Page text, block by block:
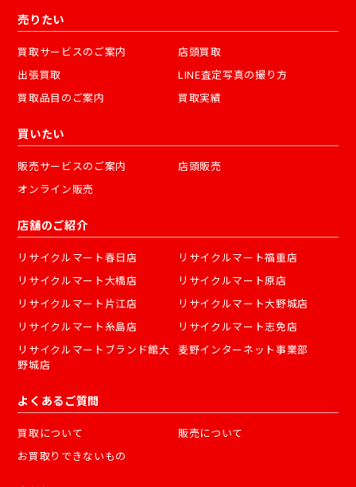
売りたい
買取サービスのご案内
店頭買取
出張買取
LINE査定写真の撮り方
買取品目のご案内
買取実績
買いたい
販売サービスのご案内
店頭販売
オンライン販売
店舗のご紹介
リサイクルマート春日店
リサイクルマート福重店
リサイクルマート大橋店
リサイクルマート原店
リサイクルマート片江店
リサイクルマート大野城店
リサイクルマート糸島店
リサイクルマート志免店
リサイクルマートブランド館大
野城店
麦野インターネット事業部
よくあるご質問
買取について
販売について
お買取りできないもの